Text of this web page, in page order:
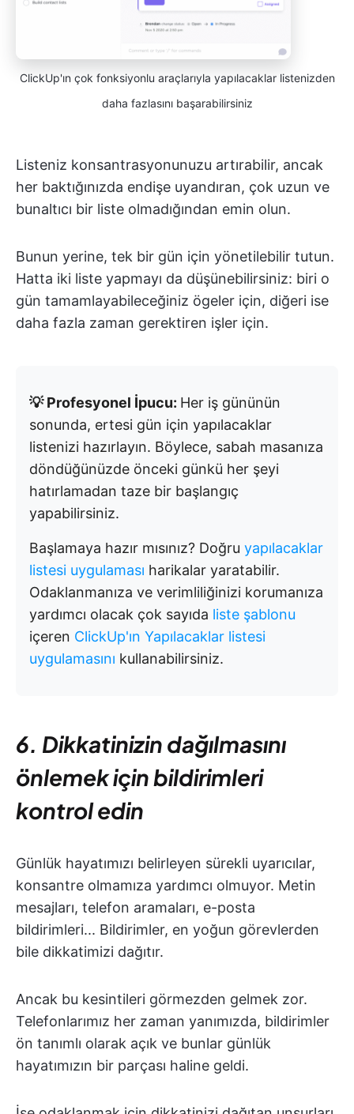
ClickUp'ın çok fonksiyonlu araçlarıyla yapılacaklar listenizden
daha fazlasını başarabilirsiniz
Listeniz konsantrasyonunuzu artırabilir, ancak
her baktığınızda endişe uyandıran, çok uzun ve
bunaltıcı bir liste olmadığından emin olun.
Bunun yerine, tek bir gün için yönetilebilir tutun.
Hatta iki liste yapmayı da düşünebilirsiniz: biri o
gün tamamlayabileceğiniz ögeler için, diğeri ise
daha fazla zaman gerektiren işler için.
💡 Profesyonel İpucu: Her iş gününün
sonunda, ertesi gün için yapılacaklar
listenizi hazırlayın. Böylece, sabah masanıza
döndüğünüzde önceki günkü her şeyi
hatırlamadan taze bir başlangıç
yapabilirsiniz.
Başlamaya hazır mısınız? Doğru yapılacaklar
listesi uygulaması harikalar yaratabilir.
Odaklanmanıza ve verimliliğinizi korumanıza
yardımcı olacak çok sayıda liste şablonu
içeren ClickUp'ın Yapılacaklar listesi
uygulamasını kullanabilirsiniz.
6. Dikkatinizin dağılmasını
önlemek için bildirimleri
kontrol edin
Günlük hayatımızı belirleyen sürekli uyarıcılar,
konsantre olmamıza yardımcı olmuyor. Metin
mesajları, telefon aramaları, e-posta
bildirimleri... Bildirimler, en yoğun görevlerden
bile dikkatimizi dağıtır.
Ancak bu kesintileri görmezden gelmek zor.
Telefonlarımız her zaman yanımızda, bildirimler
ön tanımlı olarak açık ve bunlar günlük
hayatımızın bir parçası haline geldi.